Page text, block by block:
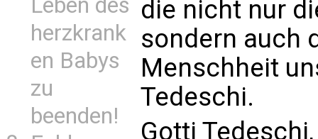
Leben des
herzkrank
en Babys
zu
beenden!
die nicht nur
sondern auch
Menschheit
Tedeschi.
Gotti